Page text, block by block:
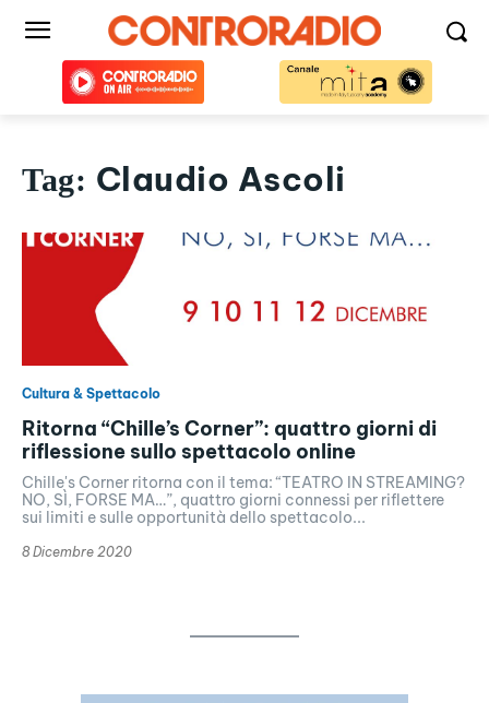
Tag: Claudio Ascoli
Cultura & Spettacolo
Ritorna “Chille’s Corner”: quattro giorni di
riflessione sullo spettacolo online
Chille's Corner ritorna con il tema: “TEATRO IN STREAMING?
NO, SÌ, FORSE MA…”, quattro giorni connessi per riflettere
sui limiti e sulle opportunità dello spettacolo...
8 Dicembre 2020